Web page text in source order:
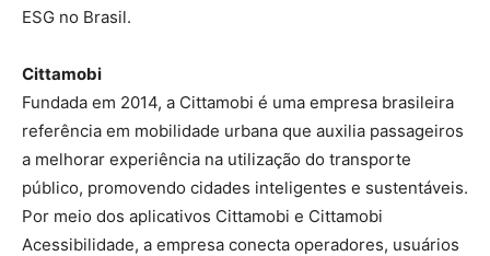
ESG no Brasil.
Cittamobi
Fundada em 2014, a Cittamobi é uma empresa brasileira
referência em mobilidade urbana que auxilia passageiros
a melhorar experiência na utilização do transporte
público, promovendo cidades inteligentes e sustentáveis.
Por meio dos aplicativos Cittamobi e Cittamobi
Acessibilidade, a empresa conecta operadores, usuários